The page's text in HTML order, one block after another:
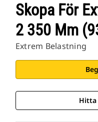
Skopa För
2 350 Mm
Extrem Belastning
Hitta